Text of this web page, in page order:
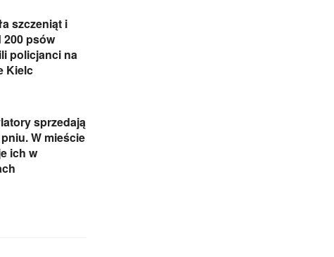
szczeniąt i
200 psów
policjanci na
Kielc
sprzedają
W mieście
ich w